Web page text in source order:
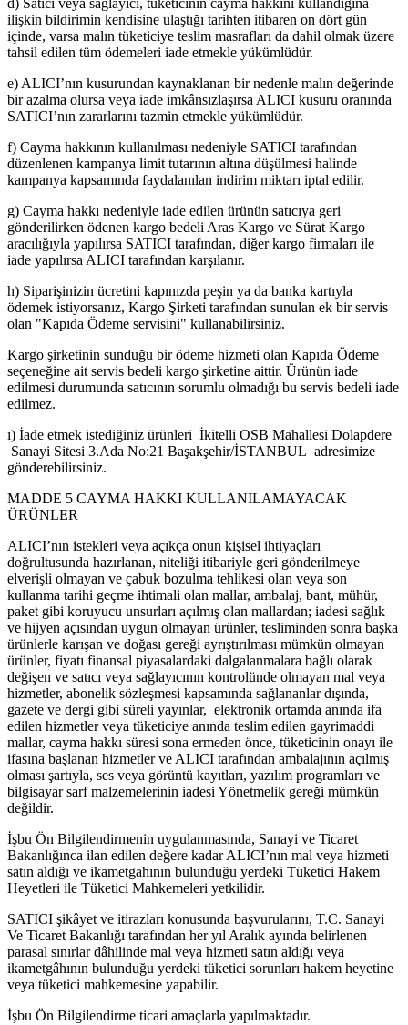
d) Satıcı veya sağlayıcı, tüketicinin cayma hakkını kullandığına
ilişkin bildirimin kendisine ulaştığı tarihten itibaren on dört gün
içinde, varsa malın tüketiciye teslim masrafları da dahil olmak üzere
tahsil edilen tüm ödemeleri iade etmekle yükümlüdür.
e) ALICI’nın kusurundan kaynaklanan bir nedenle malın değerinde
bir azalma olursa veya iade imkânsızlaşırsa ALICI kusuru oranında
SATICI’nın zararlarını tazmin etmekle yükümlüdür.
f) Cayma hakkının kullanılması nedeniyle SATICI tarafından
düzenlenen kampanya limit tutarının altına düşülmesi halinde
kampanya kapsamında faydalanılan indirim miktarı iptal edilir.
g) Cayma hakkı nedeniyle iade edilen ürünün satıcıya geri
gönderilirken ödenen kargo bedeli Aras Kargo ve Sürat Kargo
aracılığıyla yapılırsa SATICI tarafından, diğer kargo firmaları ile
iade yapılırsa ALICI tarafından karşılanır.
h) Siparişinizin ücretini kapınızda peşin ya da banka kartıyla
ödemek istiyorsanız, Kargo Şirketi tarafından sunulan ek bir servis
olan "Kapıda Ödeme servisini" kullanabilirsiniz.
Kargo şirketinin sunduğu bir ödeme hizmeti olan Kapıda Ödeme
seçeneğine ait servis bedeli kargo şirketine aittir. Ürünün iade
edilmesi durumunda satıcının sorumlu olmadığı bu servis bedeli iade
edilmez.
ı) İade etmek istediğiniz ürünleri İkitelli OSB Mahallesi Dolapdere
Sanayi Sitesi 3.Ada No:21 Başakşehir/İSTANBUL adresimize
gönderebilirsiniz.
MADDE 5 CAYMA HAKKI KULLANILAMAYACAK
ÜRÜNLER
ALICI’nın istekleri veya açıkça onun kişisel ihtiyaçları
doğrultusunda hazırlanan, niteliği itibariyle geri gönderilmeye
elverişli olmayan ve çabuk bozulma tehlikesi olan veya son
kullanma tarihi geçme ihtimali olan mallar, ambalaj, bant, mühür,
paket gibi koruyucu unsurları açılmış olan mallardan; iadesi sağlık
ve hijyen açısından uygun olmayan ürünler, tesliminden sonra başka
ürünlerle karışan ve doğası gereği ayrıştırılması mümkün olmayan
ürünler, fiyatı finansal piyasalardaki dalgalanmalara bağlı olarak
değişen ve satıcı veya sağlayıcının kontrolünde olmayan mal veya
hizmetler, abonelik sözleşmesi kapsamında sağlananlar dışında,
gazete ve dergi gibi süreli yayınlar, elektronik ortamda anında ifa
edilen hizmetler veya tüketiciye anında teslim edilen gayrimaddi
mallar, cayma hakkı süresi sona ermeden önce, tüketicinin onayı ile
ifasına başlanan hizmetler ve ALICI tarafından ambalajının açılmış
olması şartıyla, ses veya görüntü kayıtları, yazılım programları ve
bilgisayar sarf malzemelerinin iadesi Yönetmelik gereği mümkün
değildir.
İşbu Ön Bilgilendirmenin uygulanmasında, Sanayi ve Ticaret
Bakanlığınca ilan edilen değere kadar ALICI’nın mal veya hizmeti
satın aldığı ve ikametgahının bulunduğu yerdeki Tüketici Hakem
Heyetleri ile Tüketici Mahkemeleri yetkilidir.
SATICI şikâyet ve itirazları konusunda başvurularını, T.C. Sanayi
Ve Ticaret Bakanlığı tarafından her yıl Aralık ayında belirlenen
parasal sınırlar dâhilinde mal veya hizmeti satın aldığı veya
ikametgâhının bulunduğu yerdeki tüketici sorunları hakem heyetine
veya tüketici mahkemesine yapabilir.
İşbu Ön Bilgilendirme ticari amaçlarla yapılmaktadır.